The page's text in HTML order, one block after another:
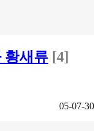
황새류 [4]
05-07-30